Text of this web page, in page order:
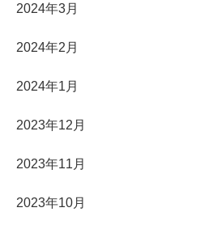
2024年3月
2024年2月
2024年1月
2023年12月
2023年11月
2023年10月